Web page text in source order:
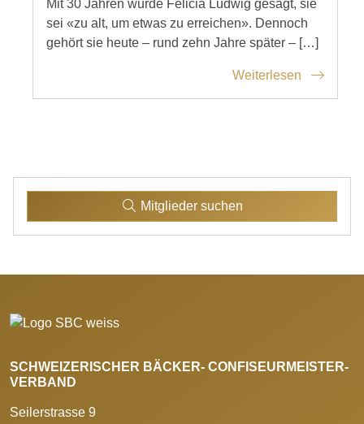
Mit 30 Jahren wurde Felicia Ludwig gesagt, sie
sei «zu alt, um etwas zu erreichen». Dennoch
gehört sie heute – rund zehn Jahre später – […]
Weiterlesen
Mitglieder suchen
SCHWEIZERISCHER BÄCKER- CONFISEURMEISTER-
VERBAND
Seilerstrasse 9